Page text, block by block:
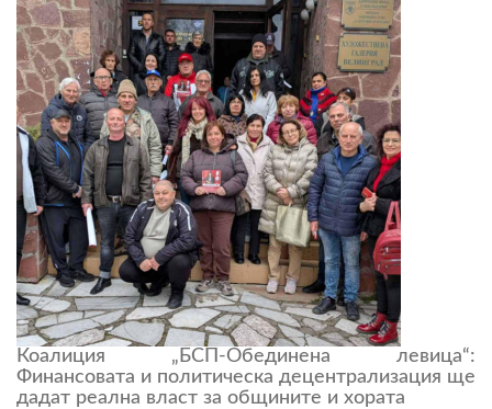
Коалиция „БСП-Обединена левица“:
Финансовата и политическа децентрализация ще
дадат реална власт за общините и хората